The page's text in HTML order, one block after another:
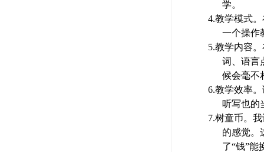
学。
4.教学模式
一个操作
5.教学内容
词、语言
候会毫不
6.教学效率
听写也的
7.树童币。
的感觉。
了“钱”能